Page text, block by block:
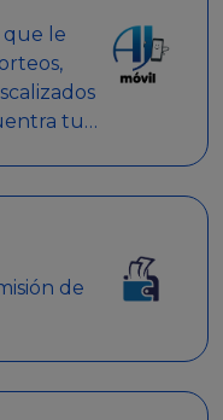
que le
tus
de